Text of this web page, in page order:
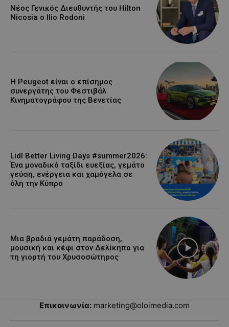
Νέος Γενικός Διευθυντής του Hilton
Nicosia ο Ilio Rodoni
Η Peugeot είναι ο επίσημος
συνεργάτης του Φεστιβάλ
Κινηματογράφου της Βενετίας
Lidl Better Living Days #summer2026:
Ένα μοναδικό ταξίδι ευεξίας, γεμάτο
γεύση, ενέργεια και χαμόγελα σε
όλη την Κύπρο
Μια βραδιά γεμάτη παράδοση,
μουσική και κέφι στον Δελίκηπο για
τη γιορτή του Χρυσοσώτηρος
Επικοινωνία: marketing@oloimedia.com